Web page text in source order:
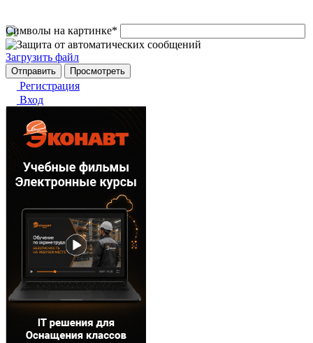
Символы на картинке*
Загрузить файл
Регистрация
Вход